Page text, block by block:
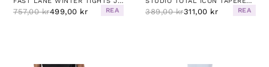
757,00 kr499,00 kr REA 389,00 kr311,00 kr REA